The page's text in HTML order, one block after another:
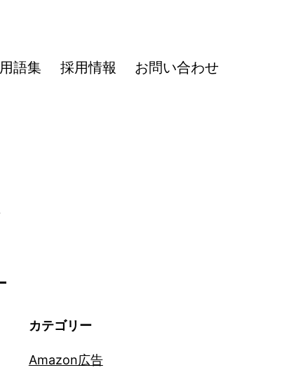
用語集 採用情報 お問い合わせ
カテゴリー
Amazon広告